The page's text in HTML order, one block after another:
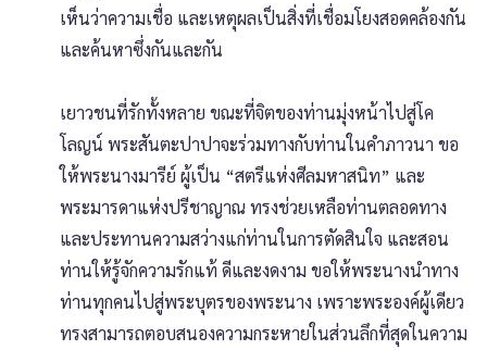
เห็นว่าความเชื่อ และเหตุผลเป็นสิ่งที่เชื่อมโยงสอดคล้องกัน
และค้นหาซึ่งกันและกัน
เยาวชนที่รักทั้งหลาย ขณะที่จิตของท่านมุ่งหน้าไปสู่โค
โลญน์ พระสันตะปาปาจะร่วมทางกับท่านในคำภาวนา ขอ
ให้พระนางมารีย์ ผู้เป็น “สตรีแห่งศีลมหาสนิท” และ
พระมารดาแห่งปรีชาญาณ ทรงช่วยเหลือท่านตลอดทาง
และประทานความสว่างแก่ท่านในการตัดสินใจ และสอน
ท่านให้รู้จักความรักแท้ ดีและงดงาม ขอให้พระนางนำทาง
ท่านทุกคนไปสู่พระบุตรของพระนาง เพราะพระองค์ผู้เดียว
ทรงสามารถตอบสนองความกระหายในส่วนลึกที่สุดในความ